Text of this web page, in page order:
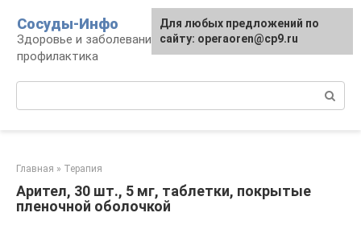
контенту
Сосуды-Инфо
Здоровье и заболевания сосудов и сердца,
профилактика
Главная » Терапия
Арител, 30 шт., 5 мг, таблетки, покрытые
пленочной оболочкой
Для любых предложений по
сайту: operaoren@cp9.ru